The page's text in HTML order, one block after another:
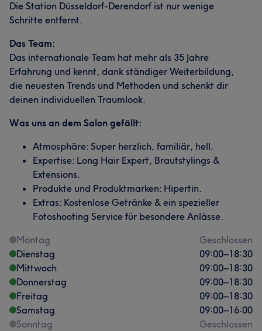
Die Station Düsseldorf-Derendorf ist nur wenige
Schritte entfernt.
Das Team:
Das internationale Team hat mehr als 35 Jahre
Erfahrung und kennt, dank ständiger Weiterbildung,
die neuesten Trends und Methoden und schenkt dir
deinen individuellen Traumlook.
Was uns an dem Salon gefällt:
Atmosphäre: Super herzlich, familiär, hell.
Expertise: Long Hair Expert, Brautstylings &
Extensions.
Produkte und Produktmarken: Hipertin.
Extras: Kostenlose Getränke & ein spezieller
Fotoshooting Service für besondere Anlässe.
Montag
Geschlossen
Dienstag
09:00–18:30
Mittwoch
09:00–18:30
Donnerstag
09:00–18:30
Freitag
09:00–18:30
Samstag
09:00–16:00
Sonntag
Geschlossen